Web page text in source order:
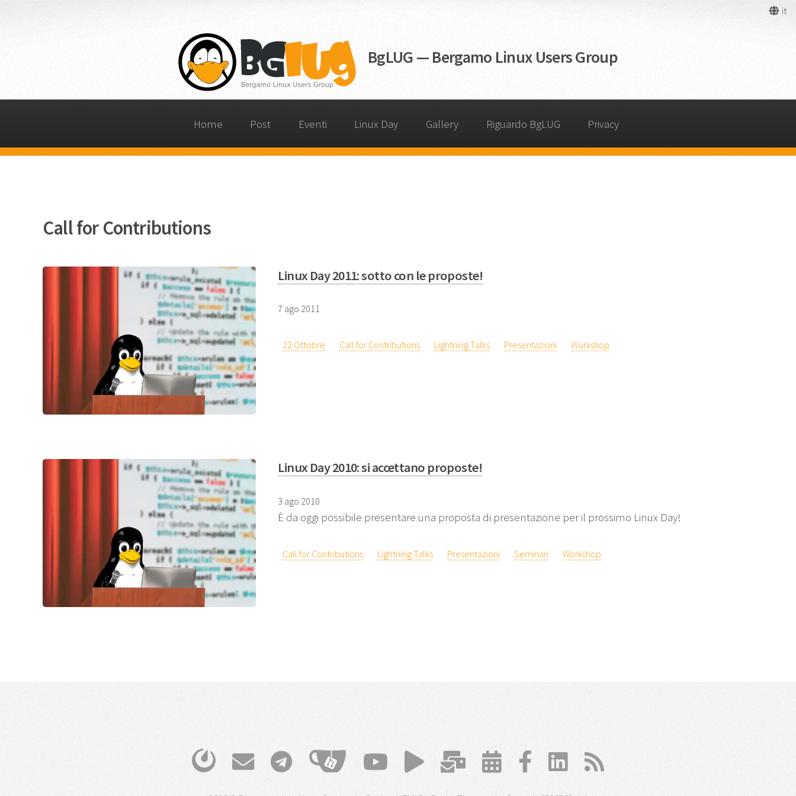
it
BgLUG — Bergamo Linux Users Group
Home Post Eventi Linux Day Gallery Riguardo BgLUG Privacy
Call for Contributions
Linux Day 2011: sotto con le proposte!
7 ago 2011
22 Ottobre Call for Contributions Lightning Talks Presentazioni Workshop
Linux Day 2010: si accettano proposte!
3 ago 2010
È da oggi possibile presentare una proposta di presentazione per il prossimo Linux Day!
Call for Contributions Lightning Talks Presentazioni Seminari Workshop